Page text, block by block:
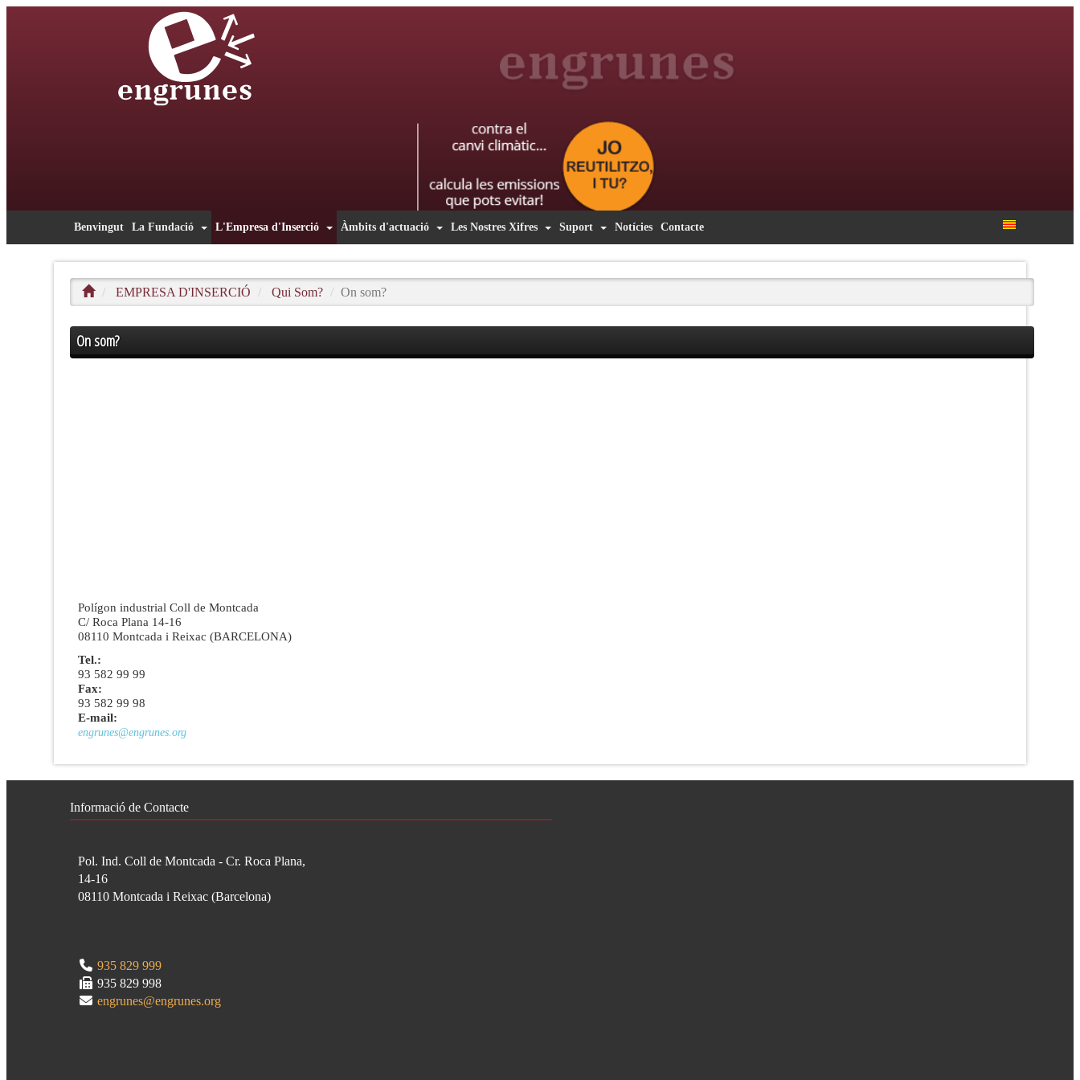
Benvingut La Fundació L'Empresa d'Inserció Àmbits d'actuació Les Nostres Xifres Suport Notícies Contacte
EMPRESA D'INSERCIÓ Qui Som? On som?
On som?
Polígon industrial Coll de Montcada
C/ Roca Plana 14-16
08110 Montcada i Reixac (BARCELONA)
Tel.:
93 582 99 99
Fax:
93 582 99 98
E-mail:
engrunes@engrunes.org
Informació de Contacte
Pol. Ind. Coll de Montcada - Cr. Roca Plana,
14-16
08110 Montcada i Reixac (Barcelona)
935 829 999
935 829 998
engrunes@engrunes.org